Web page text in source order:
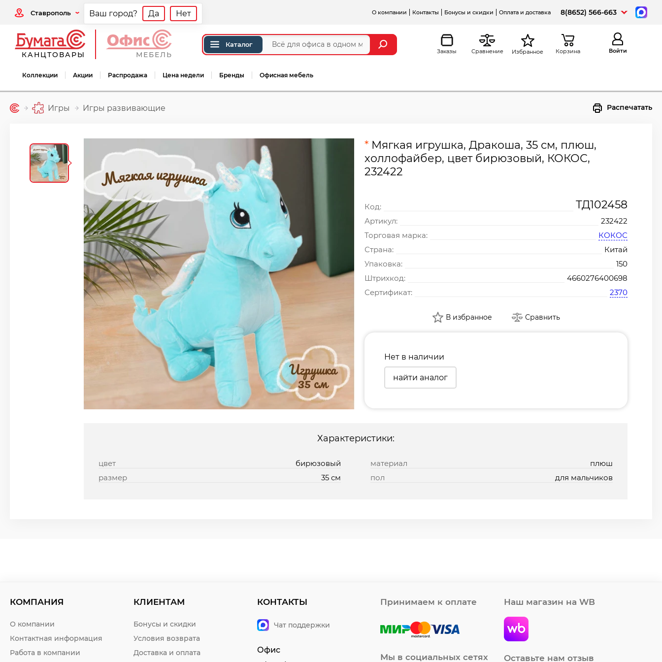
Ставрополь Ваш город? Да Нет О компании Контакты Бонусы и скидки Оплата и доставка 8(8652) 566-663
КАНЦТОВАРЫ МЕБЕЛЬ
Каталог
Заказы Сравнение Избранное Корзина Войти
Коллекции Акции Распродажа Цена недели Бренды Офисная мебель
Игры Игры развивающие Распечатать
* Мягкая игрушка, Дракоша, 35 см, плюш,
холлофайбер, цвет бирюзовый, КОКОС,
232422
Код: ТД102458
Артикул:
232422
Торговая марка:
КОКОС
Страна:
Китай
Упаковка:
150
Штрихкод:
4660276400698
Сертификат:
2370
В избранное Сравнить
Нет в наличии
найти аналог
Характеристики:
цвет
бирюзовый
размер
35 см
материал
плюш
пол
для мальчиков
КОМПАНИЯ
О компании
Контактная информация
Работа в компании
КЛИЕНТАМ
Бонусы и скидки
Условия возврата
Доставка и оплата
КОНТАКТЫ
Чат поддержки
Офис
Принимаем к оплате
Мы в социальных сетях
Наш магазин на WB
Оставьте нам отзыв